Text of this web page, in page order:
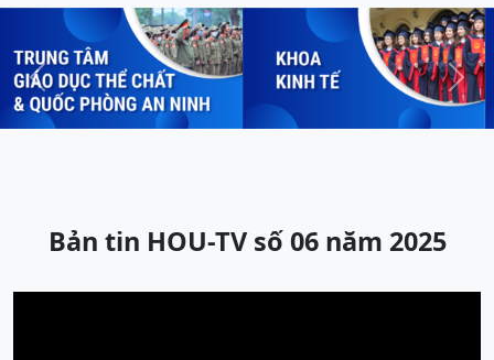
Previous Next
Bản tin HOU-TV số 06 năm 2025